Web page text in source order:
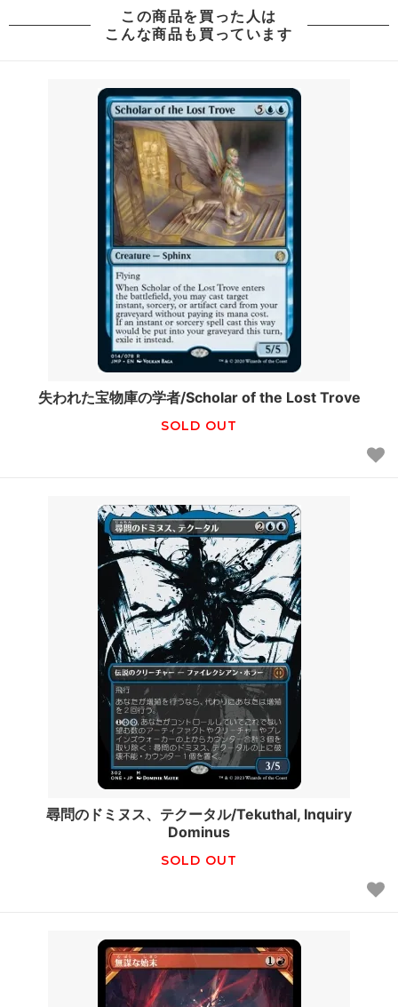
この商品を買った人は
こんな商品も買っています
失われた宝物庫の学者/Scholar of the Lost Trove
SOLD OUT
尋問のドミヌス、テクータル/Tekuthal, Inquiry
Dominus
SOLD OUT